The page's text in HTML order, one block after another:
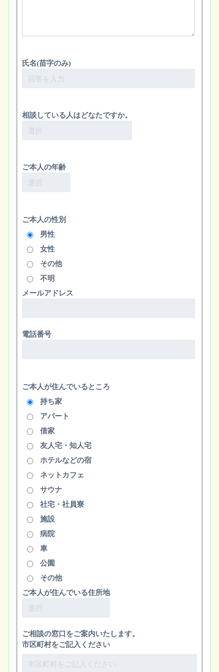
氏名(苗字のみ)
相談している人はどなたですか。
ご本人の年齢
ご本人の性別
男性
女性
その他
不明
メールアドレス
電話番号
ご本人が住んでいるところ
持ち家
アパート
借家
友人宅・知人宅
ホテルなどの宿
ネットカフェ
サウナ
社宅・社員寮
施設
病院
車
公園
その他
ご本人が住んでいる住所地
ご相談の窓口をご案内いたします。
市区町村をご記入ください